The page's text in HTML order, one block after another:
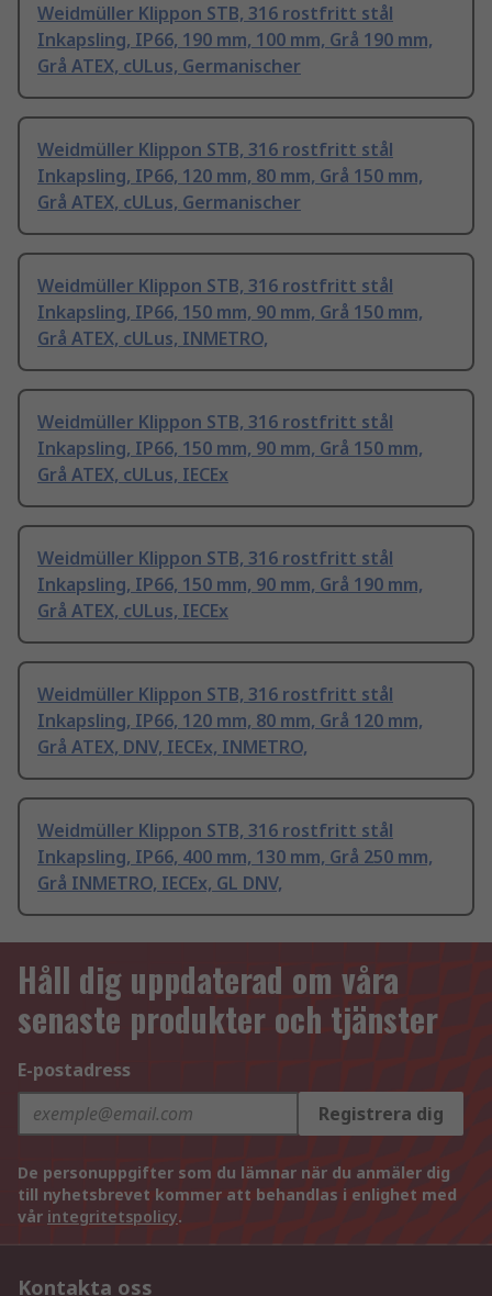
Weidmüller Klippon STB, 316 rostfritt stål
Inkapsling, IP66, 190 mm, 100 mm, Grå 190 mm,
Grå ATEX, cULus, Germanischer
Weidmüller Klippon STB, 316 rostfritt stål
Inkapsling, IP66, 120 mm, 80 mm, Grå 150 mm,
Grå ATEX, cULus, Germanischer
Weidmüller Klippon STB, 316 rostfritt stål
Inkapsling, IP66, 150 mm, 90 mm, Grå 150 mm,
Grå ATEX, cULus, INMETRO,
Weidmüller Klippon STB, 316 rostfritt stål
Inkapsling, IP66, 150 mm, 90 mm, Grå 150 mm,
Grå ATEX, cULus, IECEx
Weidmüller Klippon STB, 316 rostfritt stål
Inkapsling, IP66, 150 mm, 90 mm, Grå 190 mm,
Grå ATEX, cULus, IECEx
Weidmüller Klippon STB, 316 rostfritt stål
Inkapsling, IP66, 120 mm, 80 mm, Grå 120 mm,
Grå ATEX, DNV, IECEx, INMETRO,
Weidmüller Klippon STB, 316 rostfritt stål
Inkapsling, IP66, 400 mm, 130 mm, Grå 250 mm,
Grå INMETRO, IECEx, GL DNV,
Håll dig uppdaterad om våra
senaste produkter och tjänster
E-postadress
Registrera dig
De personuppgifter som du lämnar när du anmäler dig
till nyhetsbrevet kommer att behandlas i enlighet med
vår integritetspolicy.
Kontakta oss